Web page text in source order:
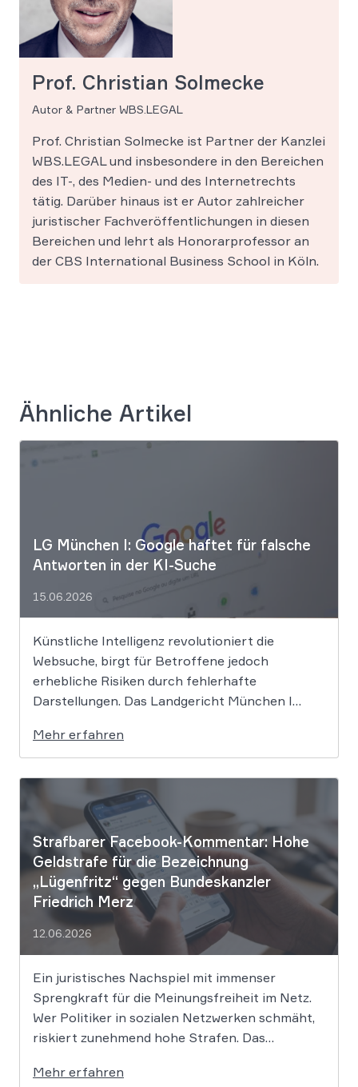
Prof. Christian Solmecke
Autor & Partner WBS.LEGAL
Prof. Christian Solmecke ist Partner der Kanzlei
WBS.LEGAL und insbesondere in den Bereichen
des IT-, des Medien- und des Internetrechts
tätig. Darüber hinaus ist er Autor zahlreicher
juristischer Fachveröffentlichungen in diesen
Bereichen und lehrt als Honorarprofessor an
der CBS International Business School in Köln.
Ähnliche Artikel
LG München I: Google haftet für falsche
Antworten in der KI-Suche
15.06.2026
Künstliche Intelligenz revolutioniert die
Websuche, birgt für Betroffene jedoch
erhebliche Risiken durch fehlerhafte
Darstellungen. Das Landgericht München I
rechtliche Grenzen. Werden durch die
automatisierten KI-Zusammenfassungen
falsche Tatsachen verbreitet, greift die
unmittelbare Haftung des
Suchmaschinenbetreibers. Das Landgericht
München I (LG München I) hat in […]
Mehr erfahren
Strafbarer Facebook-Kommentar: Hohe
Geldstrafe für die Bezeichnung
„Lügenfritz“ gegen Bundeskanzler
Friedrich Merz
12.06.2026
Ein juristisches Nachspiel mit immenser
Sprengkraft für die Meinungsfreiheit im Netz.
Wer Politiker in sozialen Netzwerken schmäht,
riskiert zunehmend hohe Strafen. Das
Facebook-Nutzer eine empfindliche Geldstrafe
Mehr erfahren